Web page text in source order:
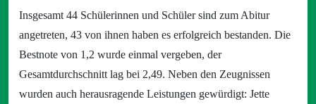
Insgesamt 44 Schülerinnen und Schüler sind zum Abitur
angetreten, 43 von ihnen haben es erfolgreich bestanden. Die
Bestnote von 1,2 wurde einmal vergeben, der
Gesamtdurchschnitt lag bei 2,49. Neben den Zeugnissen
wurden auch herausragende Leistungen gewürdigt: Jette